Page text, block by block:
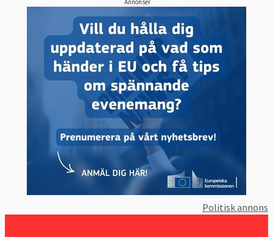
Annonser
Politisk annons